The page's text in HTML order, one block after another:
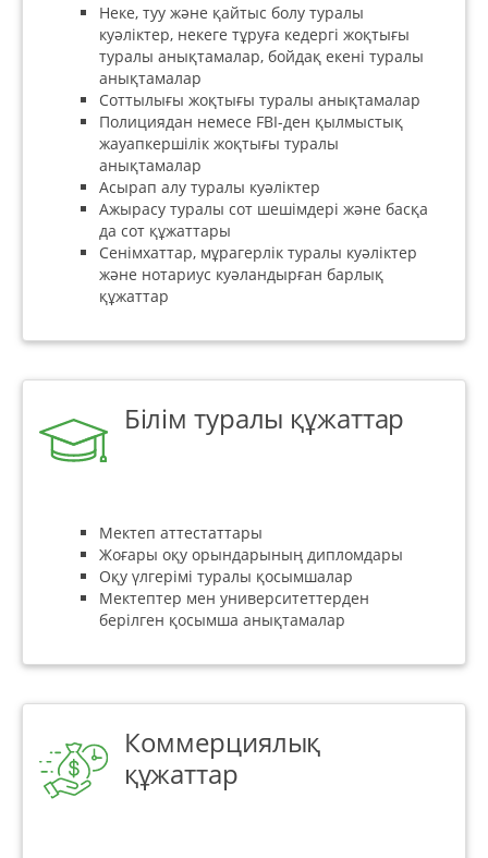
Неке, туу және қайтыс болу туралы
куәліктер, некеге тұруға кедергі жоқтығы
туралы анықтамалар, бойдақ екені туралы
анықтамалар
Соттылығы жоқтығы туралы анықтамалар
Полициядан немесе FBI-ден қылмыстық
жауапкершілік жоқтығы туралы
анықтамалар
Асырап алу туралы куәліктер
Ажырасу туралы сот шешімдері және басқа
да сот құжаттары
Сенімхаттар, мұрагерлік туралы куәліктер
және нотариус куәландырған барлық
құжаттар
Білім туралы құжаттар
Мектеп аттестаттары
Жоғары оқу орындарының дипломдары
Оқу үлгерімі туралы қосымшалар
Мектептер мен университеттерден
берілген қосымша анықтамалар
Коммерциялық
құжаттар